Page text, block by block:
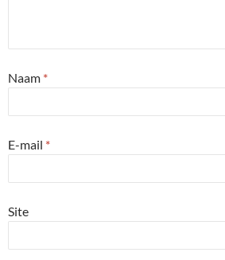
Naam *
E-mail *
Site